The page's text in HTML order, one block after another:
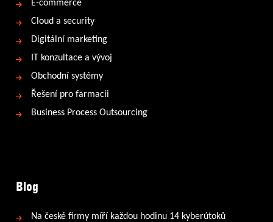
E-commerce
Cloud a security
Digitální marketing
IT konzultace a vývoj
Obchodní systémy
Řešení pro farmacii
Business Process Outsourcing
Blog
Na české firmy míří každou hodinu 14 kyberútoků